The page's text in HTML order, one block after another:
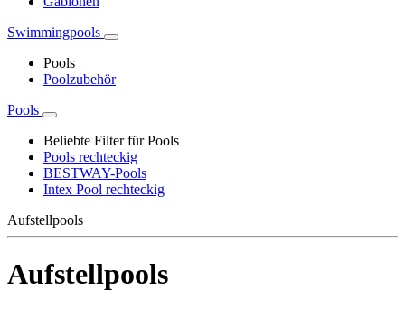
Swimmingpools
Pools
Poolzubehör
Pools
Beliebte Filter für Pools
Pools rechteckig
BESTWAY-Pools
Intex Pool rechteckig
Aufstellpools
Aufstellpools